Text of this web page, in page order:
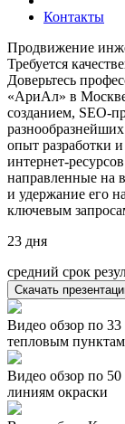
Контакты
Продвижение
Требуется
Доверьтесь
«АриАл» в
созданием, SEO-
опыт разработки
интернет-
направленные на
и удержание его
ключевым
23 дня
средний срок
Скачать
Видео обзор по 33
тепловым пунктам
Видео обзор по 50
линиям окраски